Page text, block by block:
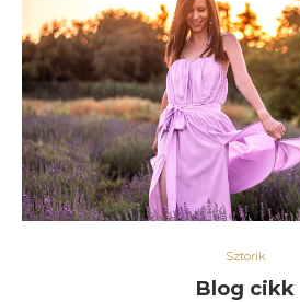
Sztorik
Blog cikk